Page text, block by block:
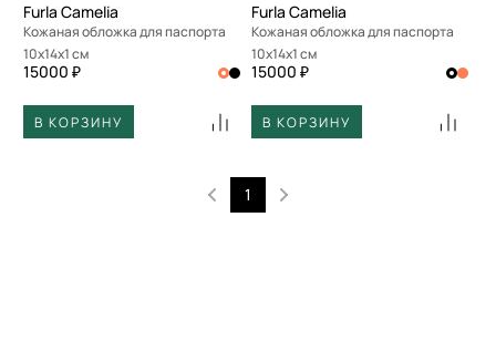
Furla Camelia
Кожаная обложка для паспорта
10x14x1 см
15000 ₽
В КОРЗИНУ
Furla Camelia
Кожаная обложка для паспорта
10x14x1 см
15000 ₽
В КОРЗИНУ
1